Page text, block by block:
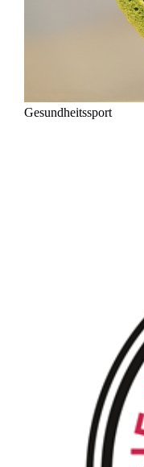
Gesundheitssport